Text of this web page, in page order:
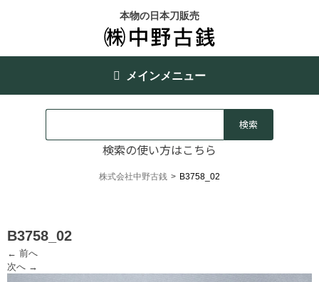
本物の日本刀販売
メインメニュー
検索の使い方はこちら
株式会社中野古銭 > B3758_02
B3758_02
← 前へ
次へ →